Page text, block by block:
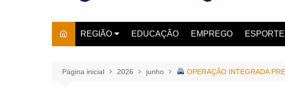
REGIÃO
AMPARO
EDUCAÇÃO EMPREGO ESPORTE
Página inicial 2026 junho OPERAÇÃO INTEGRADA